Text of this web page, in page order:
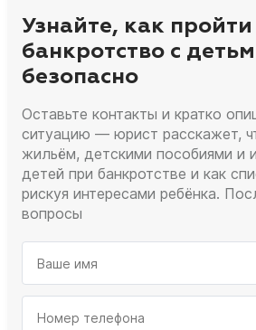
Узнайте, как пройти
банкротство с
безопасно
Оставьте контакты и кратко
ситуацию — юрист расскажет,
жильём, детскими пособиями и
детей при банкротстве и как
рискуя интересами ребёнка.
вопросы